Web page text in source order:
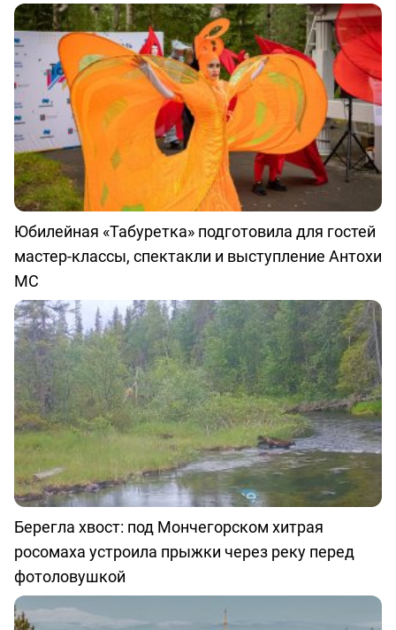
Юбилейная «Табуретка» подготовила для гостей
мастер-классы, спектакли и выступление Антохи
МС
Берегла хвост: под Мончегорском хитрая
росомаха устроила прыжки через реку перед
фотоловушкой